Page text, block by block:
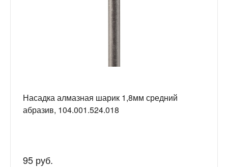
Насадка алмазная шарик 1,8мм средний
абразив, 104.001.524.018
95 руб.